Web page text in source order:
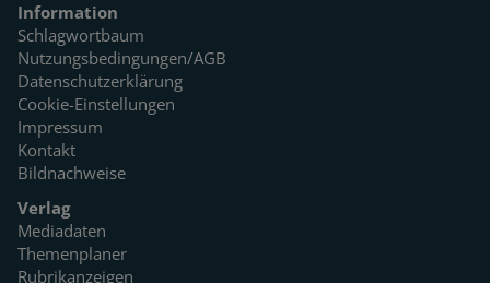
Information
Schlagwortbaum
Nutzungsbedingungen/AGB
Datenschutzerklärung
Cookie-Einstellungen
Impressum
Kontakt
Bildnachweise
Verlag
Mediadaten
Themenplaner
Rubrikanzeigen